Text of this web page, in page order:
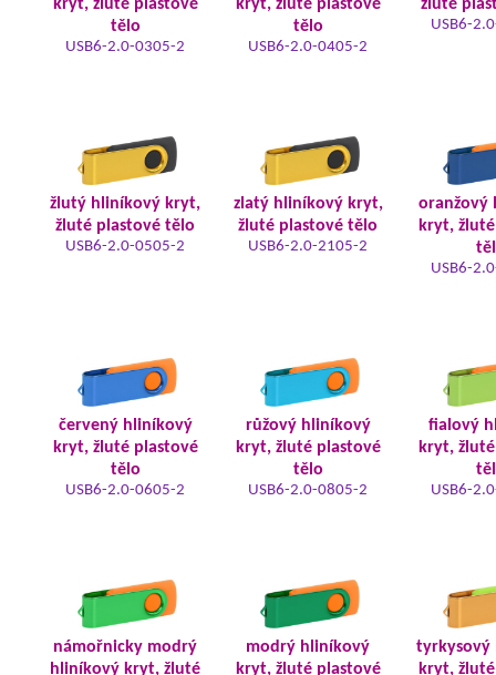
kryt, žluté plastové
tělo
USB6-2.0-0305-2
kryt, žluté plastové
tělo
USB6-2.0-0405-2
žluté
USB6-
žlutý hliníkový kryt,
žluté plastové tělo
USB6-2.0-0505-2
zlatý hliníkový kryt,
žluté plastové tělo
USB6-2.0-2105-2
oranžový
kryt,
USB6-
červený hliníkový
kryt, žluté plastové
tělo
USB6-2.0-0605-2
růžový hliníkový
kryt, žluté plastové
tělo
USB6-2.0-0805-2
fialový
kryt,
USB6-
námořnicky modrý
hliníkový kryt, žluté
modrý hliníkový
kryt, žluté plastové
tyrkysový
kryt,